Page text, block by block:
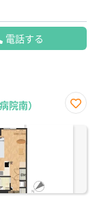
電話する
院南）
に入